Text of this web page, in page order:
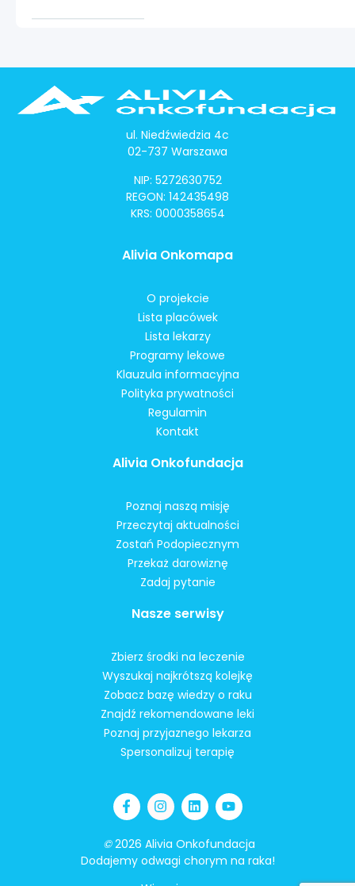
ul. Niedźwiedzia 4c
02-737 Warszawa
NIP: 5272630752
REGON: 142435498
KRS: 0000358654
Alivia Onkomapa
O projekcie
Lista placówek
Lista lekarzy
Programy lekowe
Klauzula informacyjna
Polityka prywatności
Regulamin
Kontakt
Alivia Onkofundacja
Poznaj naszą misję
Przeczytaj aktualności
Zostań Podopiecznym
Przekaż darowiznę
Zadaj pytanie
Nasze serwisy
Zbierz środki na leczenie
Wyszukaj najkrótszą kolejkę
Zobacz bazę wiedzy o raku
Znajdź rekomendowane leki
Poznaj przyjaznego lekarza
Spersonalizuj terapię
©2026 Alivia Onkofundacja
Dodajemy odwagi chorym na raka!